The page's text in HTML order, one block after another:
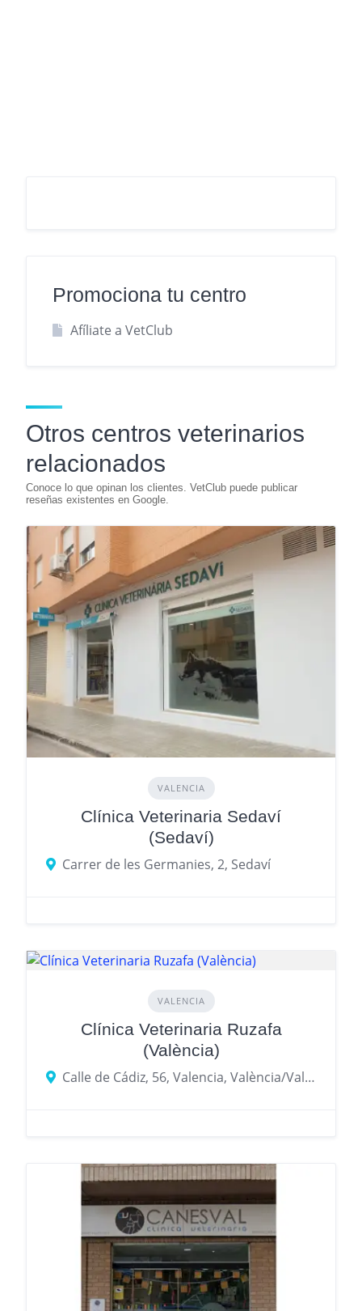
Promociona tu centro
Afíliate a VetClub
Otros centros veterinarios
relacionados
VALENCIA
Clínica Veterinaria Sedaví
(Sedaví)
Carrer de les Germanies, 2, Sedaví
VALENCIA
Clínica Veterinaria Ruzafa
(València)
Calle de Cádiz, 56, Valencia, València/Valencia, València